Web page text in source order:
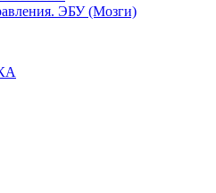
ЭБУ (Мозги)